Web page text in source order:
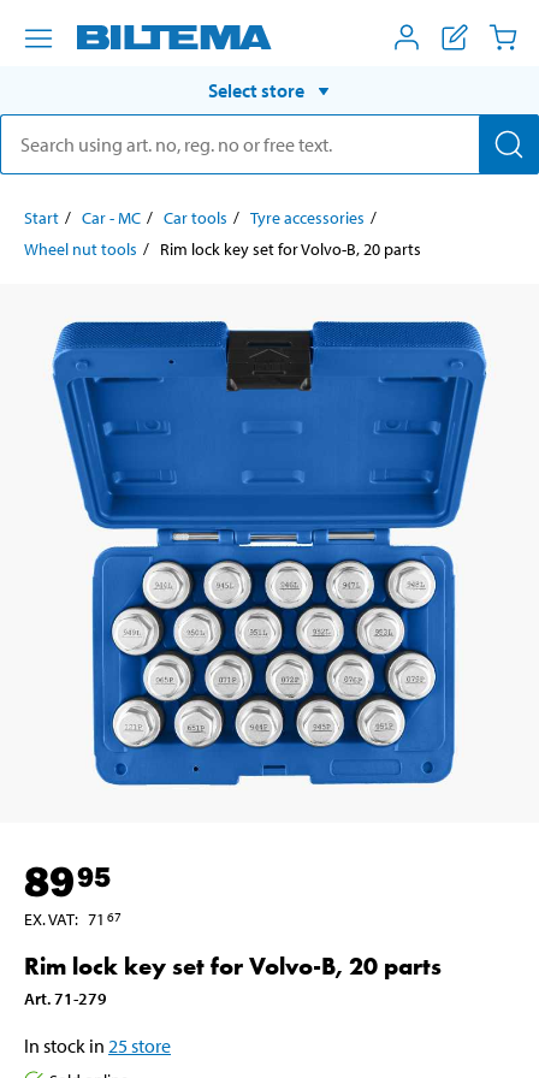
Select store
Start Car - MC Car tools
Tyre accessories
Wheel nut tools
Rim lock key set for Volvo-B, 20 parts
8995
EX. VAT: 71 67
Rim lock key set for Volvo-B, 20 parts
Art.71-279
In stock in 25store